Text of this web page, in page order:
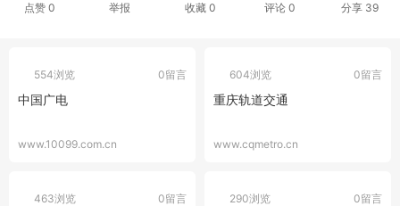
点赞0 举报 收藏 0 评论0 分享 39
0留言
554浏览
中国广电
www.10099.com.cn
0留言
604浏览
重庆轨道交通
www.cqmetro.cn
0留言
463浏览 0留言
290浏览